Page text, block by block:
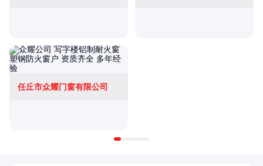
任丘市众耀门窗有限公司